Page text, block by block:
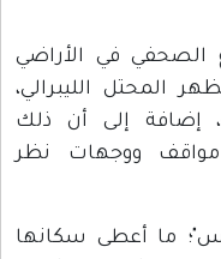
الصحفي في الأراضي
المحتل الليبرالي،
إضافة إلى أن ذلك
ووجهات نظر
ما أعطى سكانها